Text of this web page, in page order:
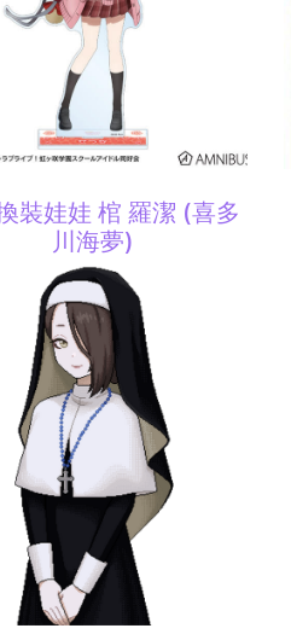
裝娃娃 棺 羅潔 (喜多
川海夢)